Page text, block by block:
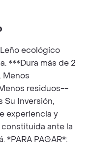
ecológico
***Dura más de 2
Menos
residuos--
Su Inversión,
experiencia y
ante la
*PARA PAGAR*: